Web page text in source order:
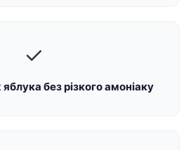
✓
без різкого амоніаку